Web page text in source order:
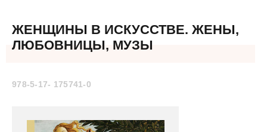
ЖЕНЩИНЫ В ИСКУССТВЕ. ЖЕНЫ,
ЛЮБОВНИЦЫ, МУЗЫ
978-5-17- 175741-0